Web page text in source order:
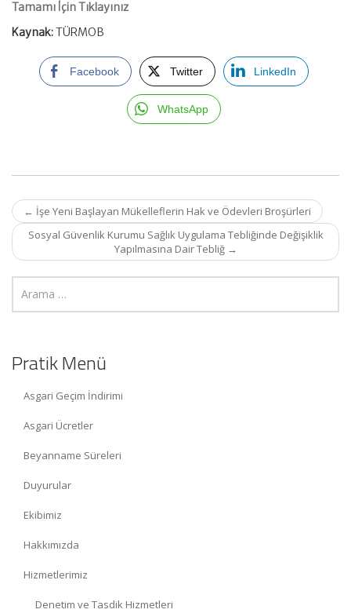
Tamamı İçin Tıklayınız
Kaynak:TÜRMOB
Facebook Twitter LinkedIn
WhatsApp
Post
navigation
← İşe Yeni Başlayan Mükelleflerin Hak ve Ödevleri Broşürleri
Sosyal Güvenlik Kurumu Sağlık Uygulama Tebliğinde Değişiklik
Yapılmasına Dair Tebliğ →
Pratik Menü
Asgari Geçim İndirimi
Asgari Ücretler
Beyanname Süreleri
Duyurular
Ekibimiz
Hakkımızda
Hizmetlerimiz
Denetim ve Tasdik Hizmetleri